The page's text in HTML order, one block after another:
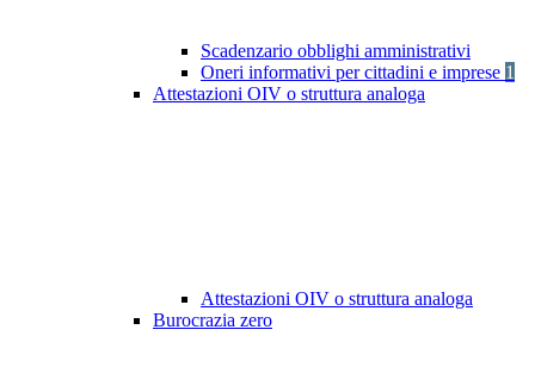
Scadenzario obblighi amministrativi
Oneri informativi per cittadini e imprese 1
Attestazioni OIV o struttura analoga
Attestazioni OIV o struttura analoga
Burocrazia zero